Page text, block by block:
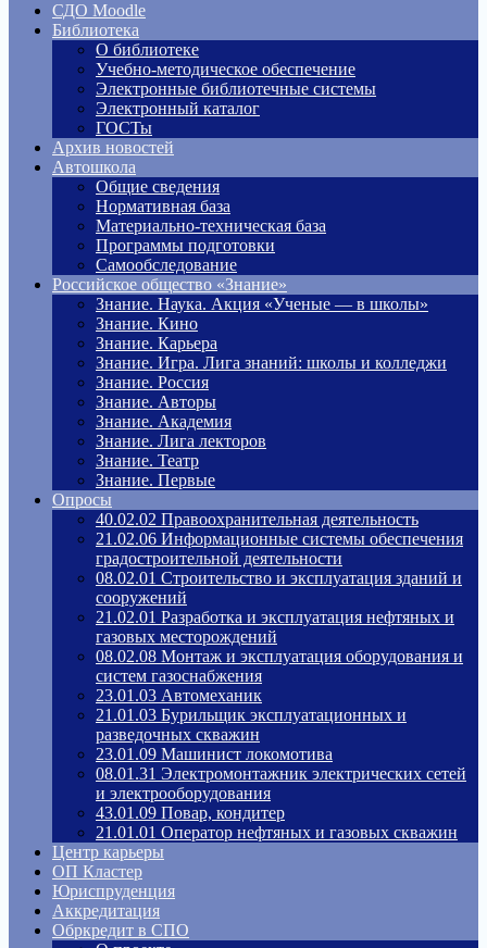
СДО Moodle
Библиотека
О библиотеке
Учебно-методическое обеспечение
Электронные библиотечные системы
Электронный каталог
ГОСТы
Архив новостей
Автошкола
Общие сведения
Нормативная база
Материально-техническая база
Программы подготовки
Самообследование
Российское общество «Знание»
Знание. Наука. Акция «Ученые — в школы»
Знание. Кино
Знание. Карьера
Знание. Игра. Лига знаний: школы и колледжи
Знание. Россия
Знание. Авторы
Знание. Академия
Знание. Лига лекторов
Знание. Театр
Знание. Первые
Опросы
40.02.02 Правоохранительная деятельность
21.02.06 Информационные системы обеспечения
градостроительной деятельности
08.02.01 Строительство и эксплуатация зданий и
сооружений
21.02.01 Разработка и эксплуатация нефтяных и
газовых месторождений
08.02.08 Монтаж и эксплуатация оборудования и
систем газоснабжения
23.01.03 Автомеханик
21.01.03 Бурильщик эксплуатационных и
разведочных скважин
23.01.09 Машинист локомотива
08.01.31 Электромонтажник электрических сетей
и электрооборудования
43.01.09 Повар, кондитер
21.01.01 Оператор нефтяных и газовых скважин
Центр карьеры
ОП Кластер
Юриспруденция
Аккредитация
Обркредит в СПО